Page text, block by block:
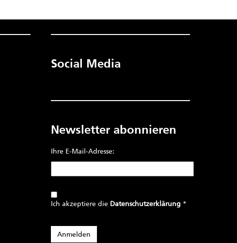
Social Media
Newsletter abonnieren
Ihre E-Mail-Adresse:
Ich akzeptiere die Datenschutzerklärung *